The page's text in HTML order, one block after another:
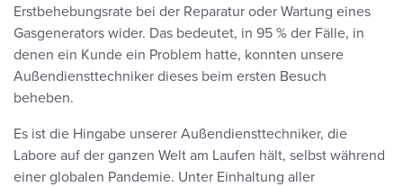
Erstbehebungsrate bei der Reparatur oder Wartung eines
Gasgenerators wider. Das bedeutet, in 95 % der Fälle, in
denen ein Kunde ein Problem hatte, konnten unsere
Außendiensttechniker dieses beim ersten Besuch
beheben.
Es ist die Hingabe unserer Außendiensttechniker, die
Labore auf der ganzen Welt am Laufen hält, selbst während
einer globalen Pandemie. Unter Einhaltung aller